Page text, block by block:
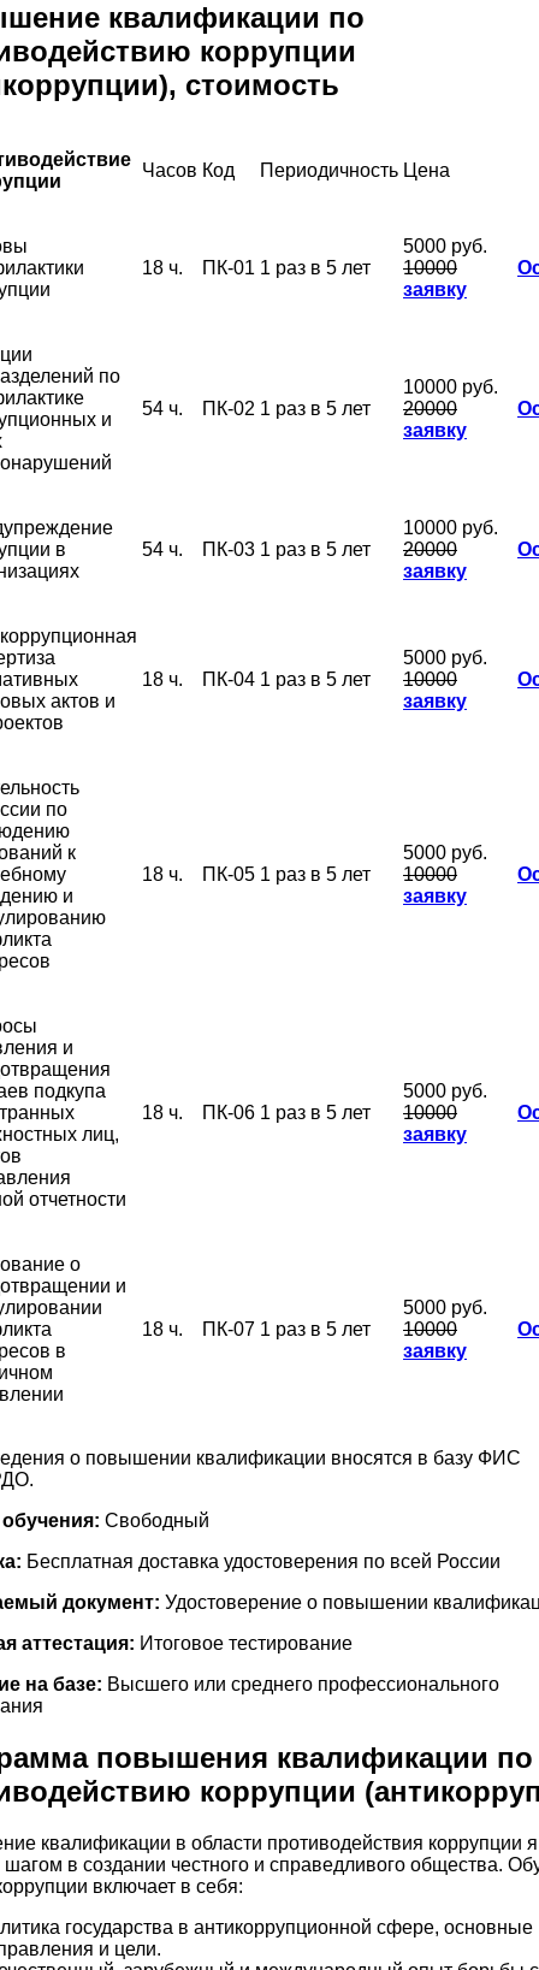
квалификации по
коррупции
стоимость
Часов Код Периодичность Цена
18 ч. ПК-01 1 раз в 5 лет
5000 руб.
10000
заявку
по
и
54 ч. ПК-02 1 раз в 5 лет
10000 руб.
20000
заявку
в
54 ч. ПК-03 1 раз в 5 лет
10000 руб.
20000
заявку
актов и
18 ч. ПК-04 1 раз в 5 лет
5000 руб.
10000
заявку
по
к
и
18 ч. ПК-05 1 раз в 5 лет
5000 руб.
10000
заявку
и
подкупа
лиц,
отчетности
18 ч. ПК-06 1 раз в 5 лет
5000 руб.
10000
заявку
о
и
в
18 ч. ПК-07 1 раз в 5 лет
5000 руб.
10000
заявку
о повышении квалификации вносятся в базу ФИС
Свободный
Бесплатная доставка удостоверения по всей России
документ: Удостоверение о повышении
аттестация: Итоговое тестирование
на базе: Высшего или среднего профессионального
повышения квалификации по
коррупции
квалификации в области противодействия коррупции
в создании честного и справедливого общества.
включает в себя:
государства в антикоррупционной сфере, основные
и цели.